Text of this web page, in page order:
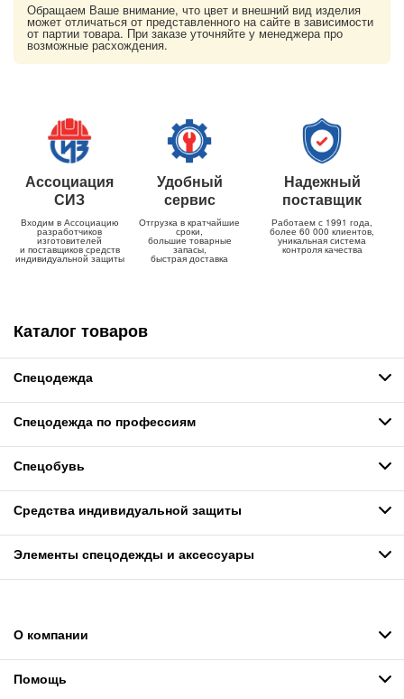
Обращаем Ваше внимание, что цвет и внешний вид изделия
может отличаться от представленного на сайте в зависимости
от партии товара. При заказе уточняйте у менеджера про
возможные расхождения.
Ассоциация
СИЗ
Входим в Ассоциацию
разработчиков
изготовителей
и поставщиков средств
индивидуальной защиты
Удобный
сервис
Отгрузка в кратчайшие
сроки,
большие товарные
запасы,
быстрая доставка
Надежный
поставщик
Работаем с 1991 года,
более 60 000 клиентов,
уникальная система
контроля качества
Каталог товаров
Спецодежда
Спецодежда по профессиям
Спецобувь
Средства индивидуальной защиты
Элементы спецодежды и аксессуары
О компании
Помощь